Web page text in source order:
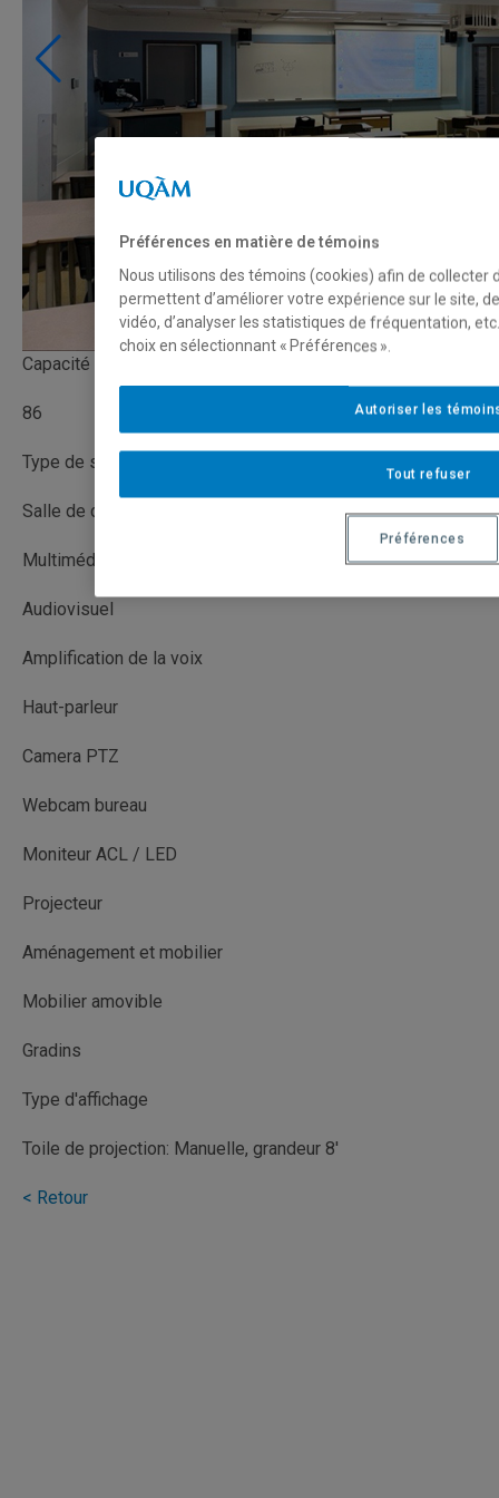
Capacité
86
Type de salle
Salle de cours
Multimédia avec captation (MMC)
Audiovisuel
Amplification de la voix
Haut-parleur
Camera PTZ
Webcam bureau
Moniteur ACL / LED
Projecteur
Aménagement et mobilier
Mobilier amovible
Gradins
Type d'affichage
Toile de projection: Manuelle, grandeur 8'
< Retour
Préférences en matière de témoins
Nous utilisons des témoins (cookies) afin de collecter
permettent d’améliorer votre expérience sur le site,
vidéo, d’analyser les statistiques de fréquentation,
choix en sélectionnant « Préférences ».
Tout refuser
Autoriser les
Préférences